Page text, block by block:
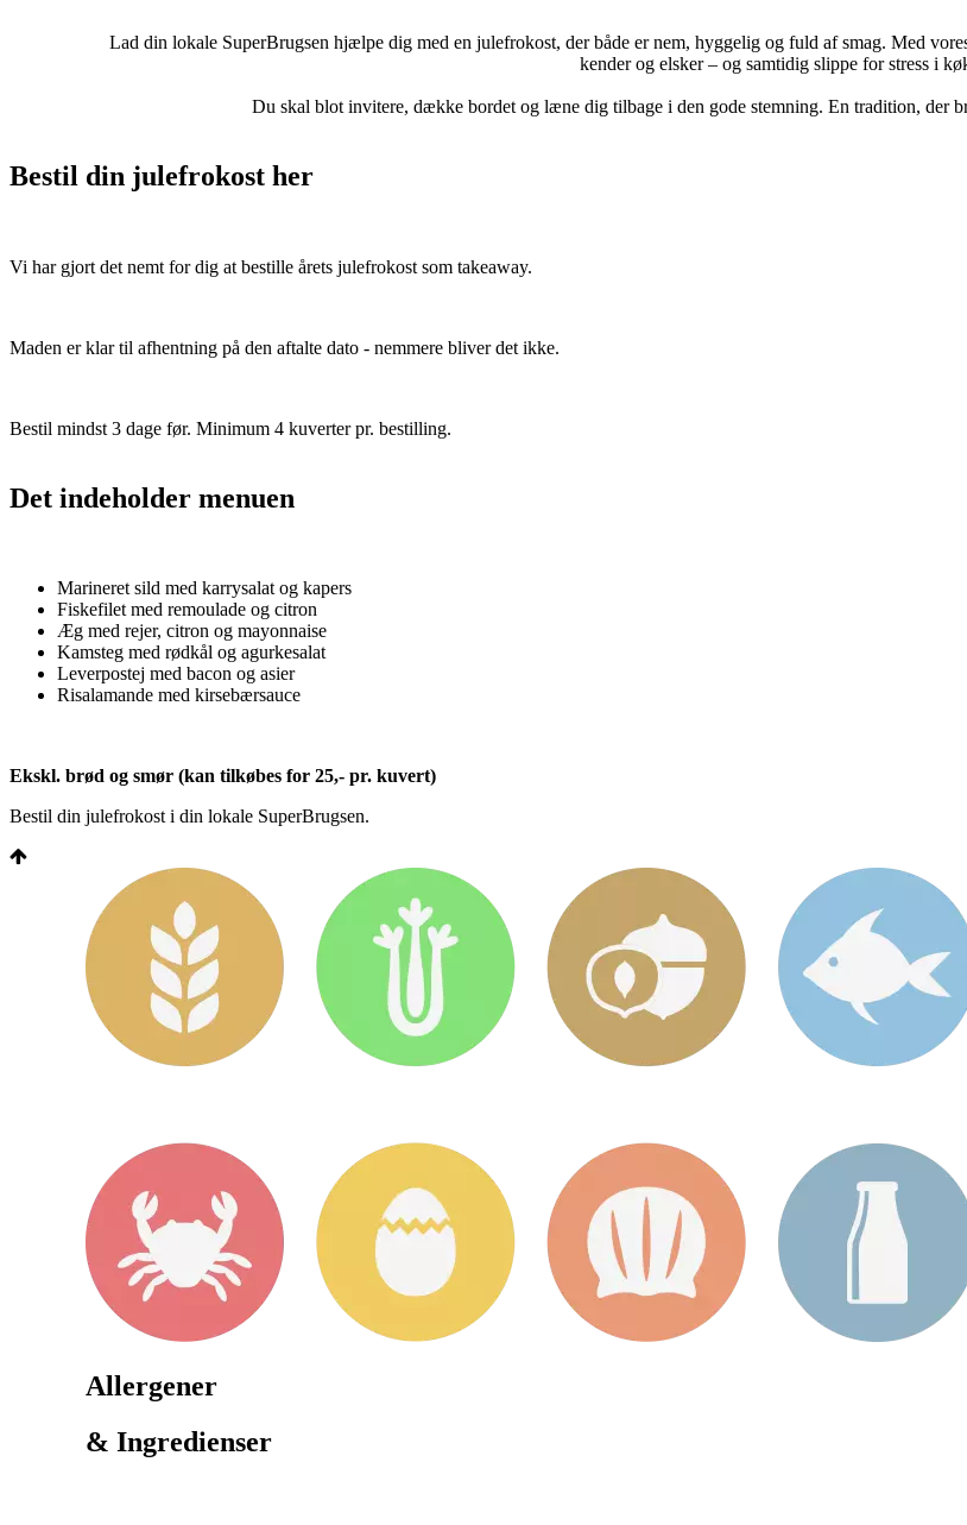
Lad din lokale SuperBrugsen hjælpe dig med en julefrokost, der både er nem, hyggelig og fuld af smag. Med
kender og elsker – og samtidig slippe for stress i
Du skal blot invitere, dække bordet og læne dig tilbage i den gode stemning. En tradition, der
Bestil din julefrokost her
Vi har gjort det nemt for dig at bestille årets julefrokost som takeaway.
Maden er klar til afhentning på den aftalte dato - nemmere bliver det ikke.
Bestil mindst 3 dage før. Minimum 4 kuverter pr. bestilling.
Det indeholder menuen
Marineret sild med karrysalat og kapers
Fiskefilet med remoulade og citron
Æg med rejer, citron og mayonnaise
Kamsteg med rødkål og agurkesalat
Leverpostej med bacon og asier
Risalamande med kirsebærsauce
Ekskl. brød og smør (kan tilkøbes for 25,- pr. kuvert)
Bestil din julefrokost i din lokale SuperBrugsen.
Allergener
& Ingredienser